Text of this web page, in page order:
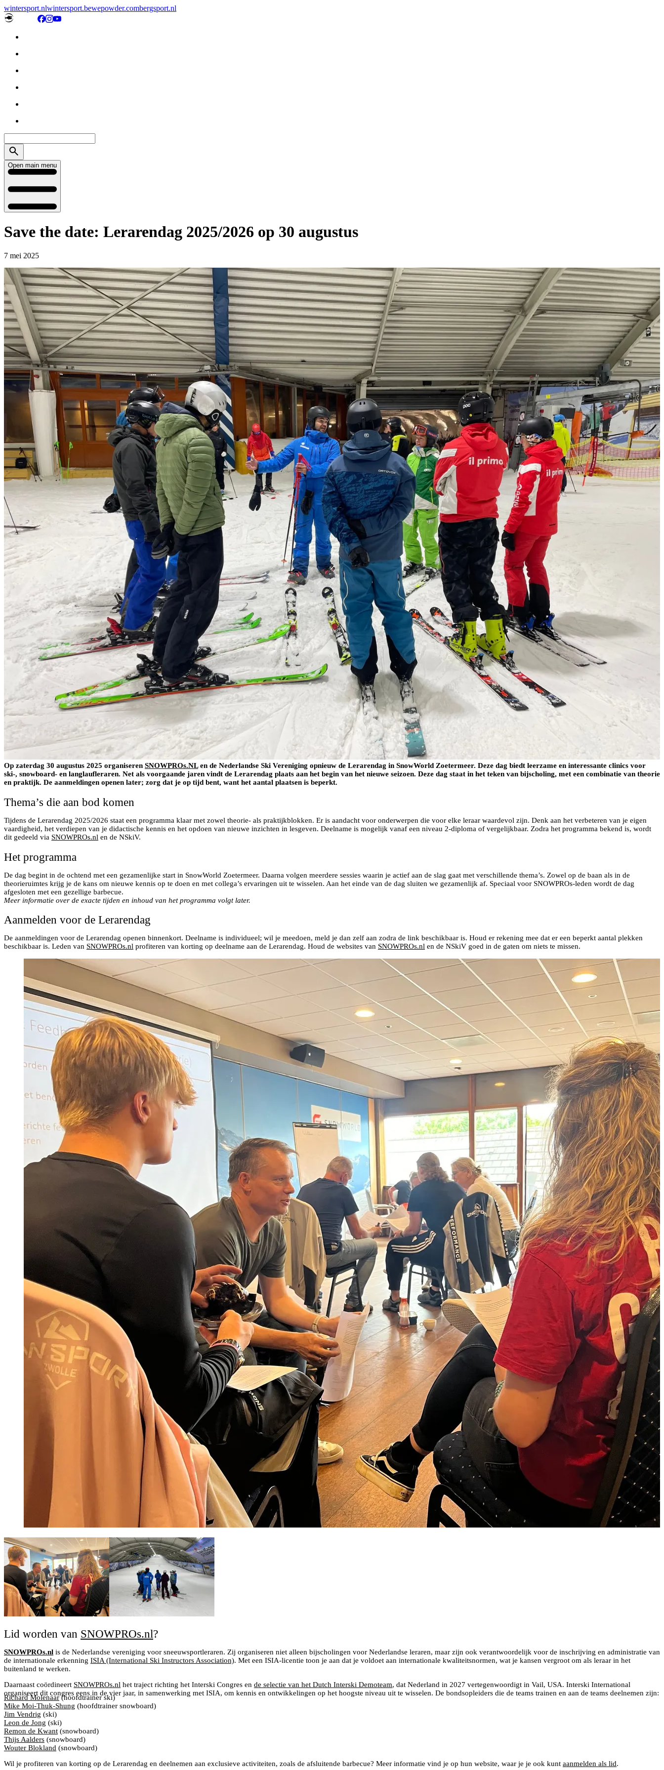
wintersport.nlwintersport.bewepowder.combergsport.nl
Open main menu
Save the date: Lerarendag 2025/2026 op 30 augustus
7 mei 2025
Op zaterdag 30 augustus 2025 organiseren SNOWPROs.NLen de Nederlandse Ski Vereniging opnieuw de Lerarendag in SnowWorld Zoetermeer. Deze dag biedt leerzame en interessante clinics voor
ski-, snowboard- en langlaufleraren. Net als voorgaande jaren vindt de Lerarendag plaats aan het begin van het nieuwe seizoen. Deze dag staat in het teken van bijscholing, met een combinatie van theorie
en praktijk. De aanmeldingen openen later; zorg dat je op tijd bent, want het aantal plaatsen is beperkt.
Thema’s die aan bod komen
Tijdens de Lerarendag 2025/2026 staat een programma klaar met zowel theorie- als praktijkblokken. Er is aandacht voor onderwerpen die voor elke leraar waardevol zijn. Denk aan het verbeteren van je eigen
vaardigheid, het verdiepen van je didactische kennis en het opdoen van nieuwe inzichten in lesgeven. Deelname is mogelijk vanaf een niveau 2-diploma of vergelijkbaar. Zodra het programma bekend is, wordt
dit gedeeld via SNOWPROs.nl en de NSkiV.
Het programma
De dag begint in de ochtend met een gezamenlijke start in SnowWorld Zoetermeer. Daarna volgen meerdere sessies waarin je actief aan de slag gaat met verschillende thema’s. Zowel op de baan als in de
theorieruimtes krijg je de kans om nieuwe kennis op te doen en met collega’s ervaringen uit te wisselen. Aan het einde van de dag sluiten we gezamenlijk af. Speciaal voor SNOWPROs-leden wordt de dag
afgesloten met een gezellige barbecue.
Meer informatie over de exacte tijden en inhoud van het programma volgt later.
Aanmelden voor de Lerarendag
De aanmeldingen voor de Lerarendag openen binnenkort. Deelname is individueel; wil je meedoen, meld je dan zelf aan zodra de link beschikbaar is. Houd er rekening mee dat er een beperkt aantal plekken
beschikbaar is. Leden van SNOWPROs.nl profiteren van korting op deelname aan de Lerarendag. Houd de websites van SNOWPROs.nl en de NSkiV goed in de gaten om niets te missen.
Lid worden van SNOWPROs.nl?
SNOWPROs.nl is de Nederlandse vereniging voor sneeuwsportleraren. Zij organiseren niet alleen bijscholingen voor Nederlandse leraren, maar zijn ook verantwoordelijk voor de inschrijving en administratie van
de internationale erkenning ISIA (International Ski Instructors Association). Met een ISIA-licentie toon je aan dat je voldoet aan internationale kwaliteitsnormen, wat je kansen vergroot om als leraar in het
buitenland te werken.
Daarnaast coördineert SNOWPROs.nl het traject richting het Interski Congres en de selectie van het Dutch Interski Demoteam, dat Nederland in 2027 vertegenwoordigt in Vail, USA. Interski International
organiseert dit congres eens in de vier jaar, in samenwerking met ISIA, om kennis en ontwikkelingen op het hoogste niveau uit te wisselen. De bondsopleiders die de teams trainen en aan de teams deelnemen zijn:
Richard Molenaar(hoofdtrainer ski)
Mike Moi-Thuk-Shung (hoofdtrainer snowboard)
Jim Vendrig (ski)
Leon de Jong (ski)
Remon de Kwant (snowboard)
Thijs Aalders (snowboard)
Wouter Blokland (snowboard)
Wil je profiteren van korting op de Lerarendag en deelnemen aan exclusieve activiteiten, zoals de afsluitende barbecue? Meer informatie vind je op hun website, waar je je ook kunt aanmelden als lid.